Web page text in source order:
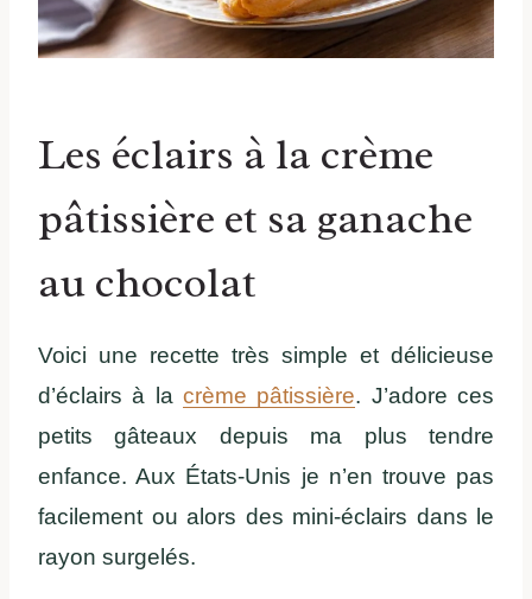
Les éclairs à la crème
pâtissière et sa ganache
au chocolat
Voici une recette très simple et délicieuse
d’éclairs à la crème pâtissière. J’adore ces
petits gâteaux depuis ma plus tendre
enfance. Aux États-Unis je n’en trouve pas
facilement ou alors des mini-éclairs dans le
rayon surgelés.